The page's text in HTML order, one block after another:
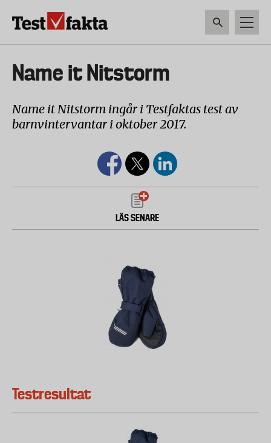
Huvudmeny
ny
Name it Nitstorm
Name it Nitstorm ingår i Testfaktas test av
barnvintervantar i oktober 2017.
LÄS SENARE
Testresultat